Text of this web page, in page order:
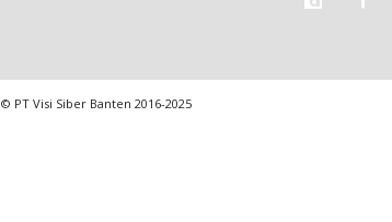
© PT Visi Siber Banten 2016-2025